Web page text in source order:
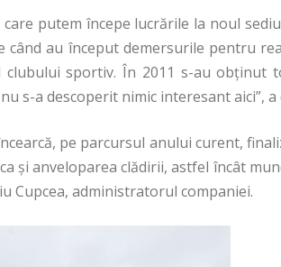
putem începe lucrările la noul
când au început demersurile pentru
sportiv. În 2011 s-au obținut
s-a descoperit nimic interesant aici”,
pe parcursul anului curent,
și anveloparea clădirii, astfel încât
Cupcea, administratorul companiei.